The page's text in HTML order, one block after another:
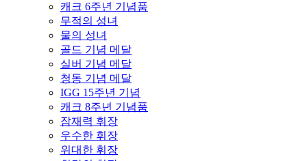
캐크 6주년 기념품
무적의 성녀
물의 성녀
골드 기념 메달
실버 기념 메달
청동 기념 메달
IGG 15주년 기념
캐크 8주년 기념품
잠재력 휘장
우수한 휘장
위대한 휘장